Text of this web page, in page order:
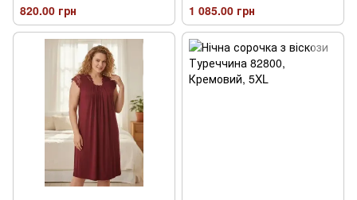
820.00 грн 1 085.00 грн